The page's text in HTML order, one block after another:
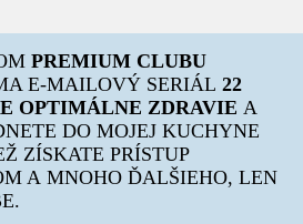
PREMIUM CLUBU
E-MAILOVÝ SERIÁL22
OPTIMÁLNE ZDRAVIE A
DO MOJEJ KUCHYNE
ZÍSKATE PRÍSTUP
A MNOHO ĎALŠIEHO, LEN